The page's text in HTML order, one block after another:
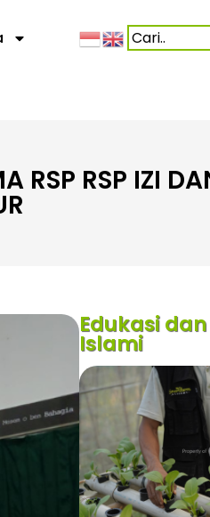
RSP RSP IZI
Edukasi
Islami